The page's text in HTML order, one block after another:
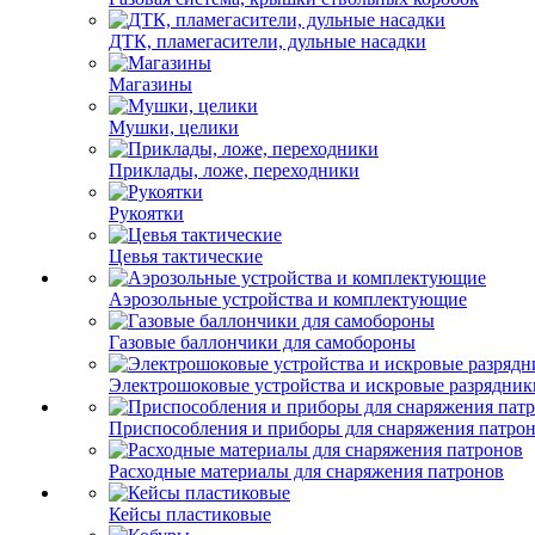
ДТК, пламегасители, дульные насадки
Магазины
Мушки, целики
Приклады, ложе, переходники
Рукоятки
Цевья тактические
Аэрозольные устройства и комплектующие
Газовые баллончики для самобороны
Электрошоковые устройства и искровые
Приспособления и приборы для снаряжения
Расходные материалы для снаряжения патронов
Кейсы пластиковые